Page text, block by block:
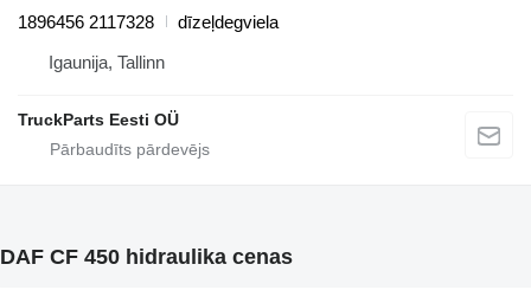
1896456 2117328
dīzeļdegviela
Igaunija, Tallinn
TruckParts Eesti OÜ
DAF CF 450 hidraulika cenas